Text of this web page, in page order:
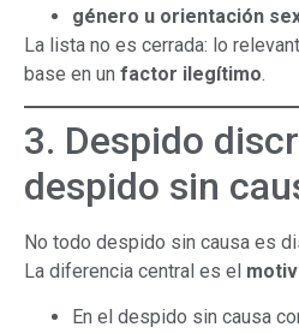
género u orientación
La lista no es cerrada: lo
base en un factor ilegítimo.
3. Despido
despido sin
No todo despido sin causa es
La diferencia central es el
En el despido sin causa